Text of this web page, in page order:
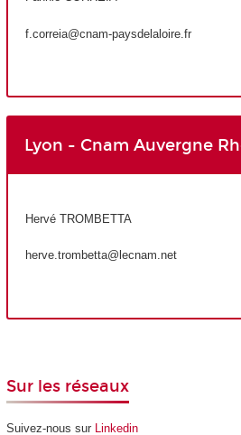
f.correia@cnam-paysdelaloire.fr
Lyon - Cnam Auvergne
Hervé TROMBETTA
herve.trombetta@lecnam.net
Sur les réseaux
Suivez-nous sur Linkedin